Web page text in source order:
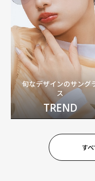
旬なデザインのサング
ス
TREND
す